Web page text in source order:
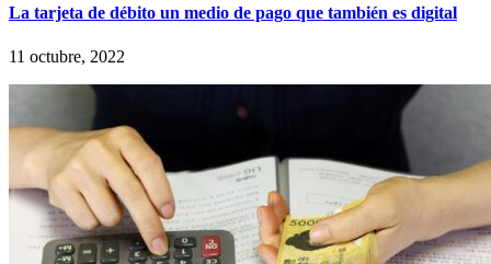
La tarjeta de débito un medio de pago que también es digital
11 octubre, 2022